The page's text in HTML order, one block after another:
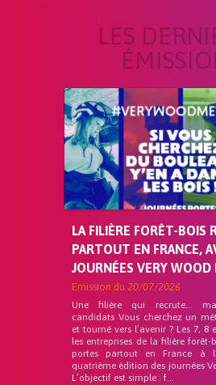
LES
LA FILIÈRE FORÊT-BOIS
PARTOUT EN FRANCE,
JOURNÉES VERY WOOD
Emission du 20/07/2026
Une filière qui recrute…
candidats Vous cherchez un
et tourné vers l’avenir ? Les 7, 8
les entreprises de la filière forêt-
portes partout en France à
quatrième édition des journées
L’objectif est simple : f...